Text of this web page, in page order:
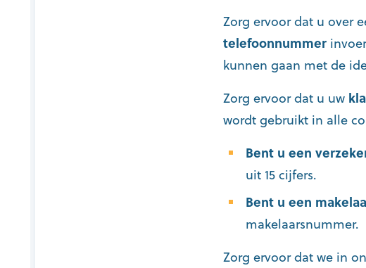
Zorg ervoor dat u over
telefoonnummer
kunnen gaan met de
Zorg ervoor dat u uw
wordt gebruikt in alle
Bent u een
uit 15 cijfers.
Bent u een
makelaarsnummer.
Zorg ervoor dat we in